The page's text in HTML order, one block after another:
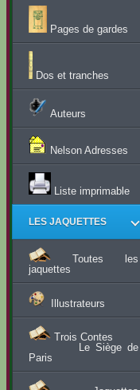
Pages de gardes
Dos et tranches
Auteurs
Nelson Adresses
Liste imprimable
LES JAQUETTES
Toutes les
jaquettes
Illustrateurs
Trois Contes
Le Siège de
Paris